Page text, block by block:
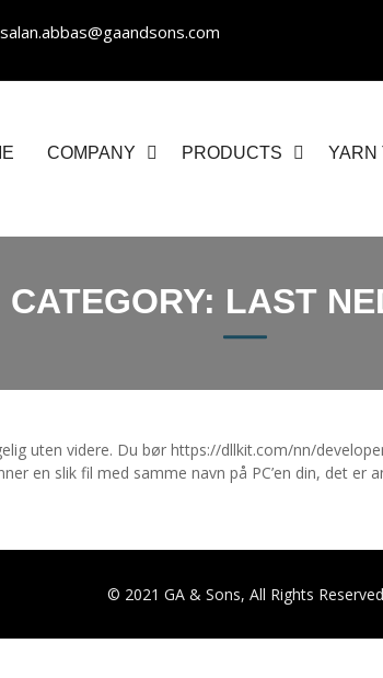
COMPANY PRODUCTS YARN
CATEGORY: LAST
uten videre. Du bør https://dllkit.com/nn/
en slik fil med samme navn på PC’en din, det
© 2021 GA & Sons, All Rights Reserved